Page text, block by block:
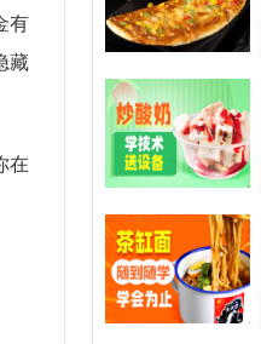
有
藏
在